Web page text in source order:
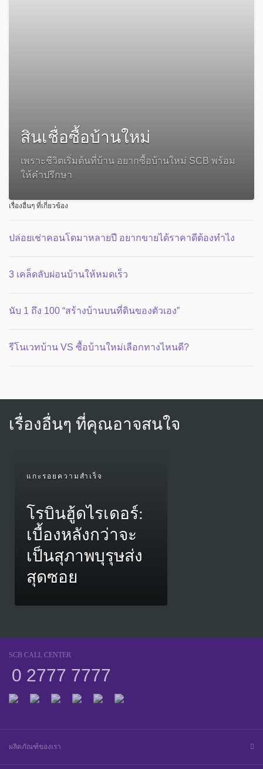
สินเชื่อซื้อบ้านใหม่
เพราะชีวิตเริ่มต้นที่บ้าน อยากซื้อบ้านใหม่ SCB พร้อม
ให้คำปรึกษา
เรื่องอื่นๆ ที่เกี่ยวข้อง
ปล่อยเช่าคอนโดมาหลายปี อยากขายได้ราคาดีต้องทำไง
3 เคล็ดลับผ่อนบ้านให้หมดเร็ว
นับ 1 ถึง 100 “สร้างบ้านบนที่ดินของตัวเอง”
รีโนเวทบ้าน VS ซื้อบ้านใหม่เลือกทางไหนดี?
เรื่องอื่นๆ ที่คุณอาจสนใจ
แกะรอยความสำเร็จ
โรบินฮู้ดไรเดอร์:
เบื้องหลังกว่าจะ
เป็นสุภาพบุรุษส่ง
สุดซอย
SCB CALL CENTER
0 2777 7777
ผลิตภัณฑ์ของเรา